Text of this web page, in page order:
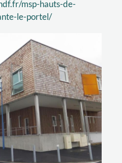
msp-hauts-de-
le-portel/